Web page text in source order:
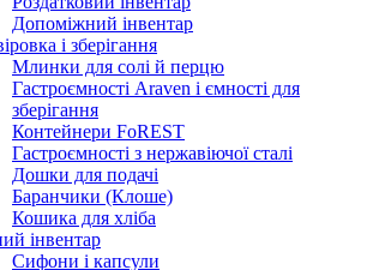
Допоміжний інвентар
і зберігання
Млинки для солі й перцю
Гастроємності Araven і ємності для
зберігання
Контейнери FoREST
Гастроємності з нержавіючої сталі
Дошки для подачі
Баранчики (Клоше)
Кошика для хліба
інвентар
Сифони і капсули